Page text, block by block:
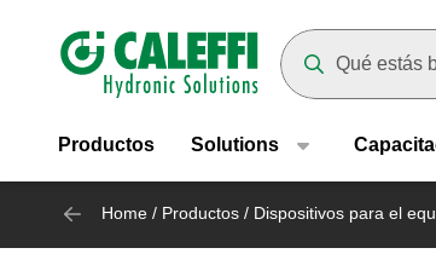
Header main navigation
Productos Solutions
Home / Productos / Dispositivos para el